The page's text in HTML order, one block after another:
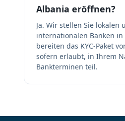
Albania eröffnen?
Ja. Wir stellen Sie lokalen
internationalen Banken in
bereiten das KYC-Paket
sofern erlaubt, in Ihrem
Bankterminen teil.